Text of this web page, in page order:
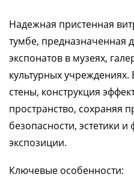
Надежная пристенная
тумбе, предназначенная
экспонатов в музеях,
культурных
стены, конструкция
пространство, сохраняя
безопасности, эстетики
экспозиции.
Ключевые особенности: